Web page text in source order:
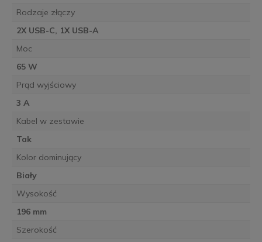
Rodzaje złączy
2X USB-C, 1X USB-A
Moc
65 W
Prąd wyjściowy
3 A
Kabel w zestawie
Tak
Kolor dominujący
Biały
Wysokość
196 mm
Szerokość